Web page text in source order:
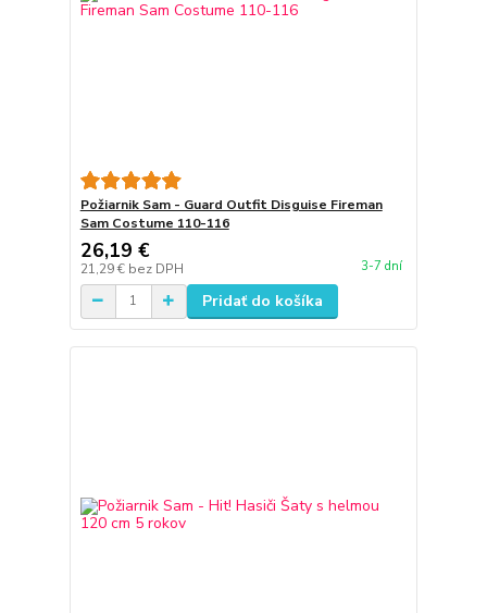
Požiarnik Sam - Guard Outfit Disguise Fireman
Sam Costume 110-116
26,19 €
21,29 € bez DPH 3-7 dní
Pridať do košíka